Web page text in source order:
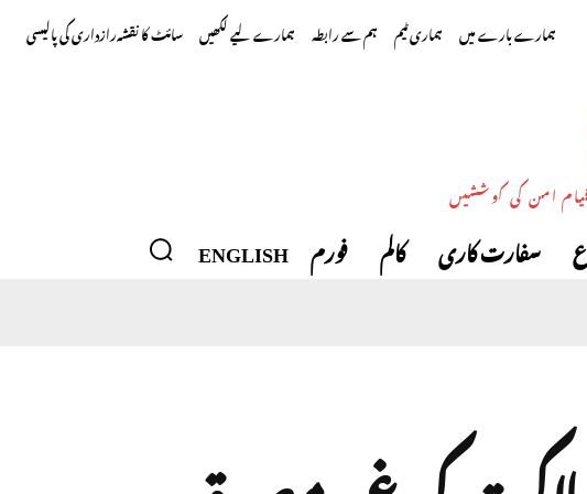
ہمارے بارے میں ہماری ٹیم ہم سے رابطہ ہمارے لیے لکھیں سائٹ کا نقشہرازداری کی پالیسی
امن کی کوششیں
سفارت کاری کالم فورم ENGLISH